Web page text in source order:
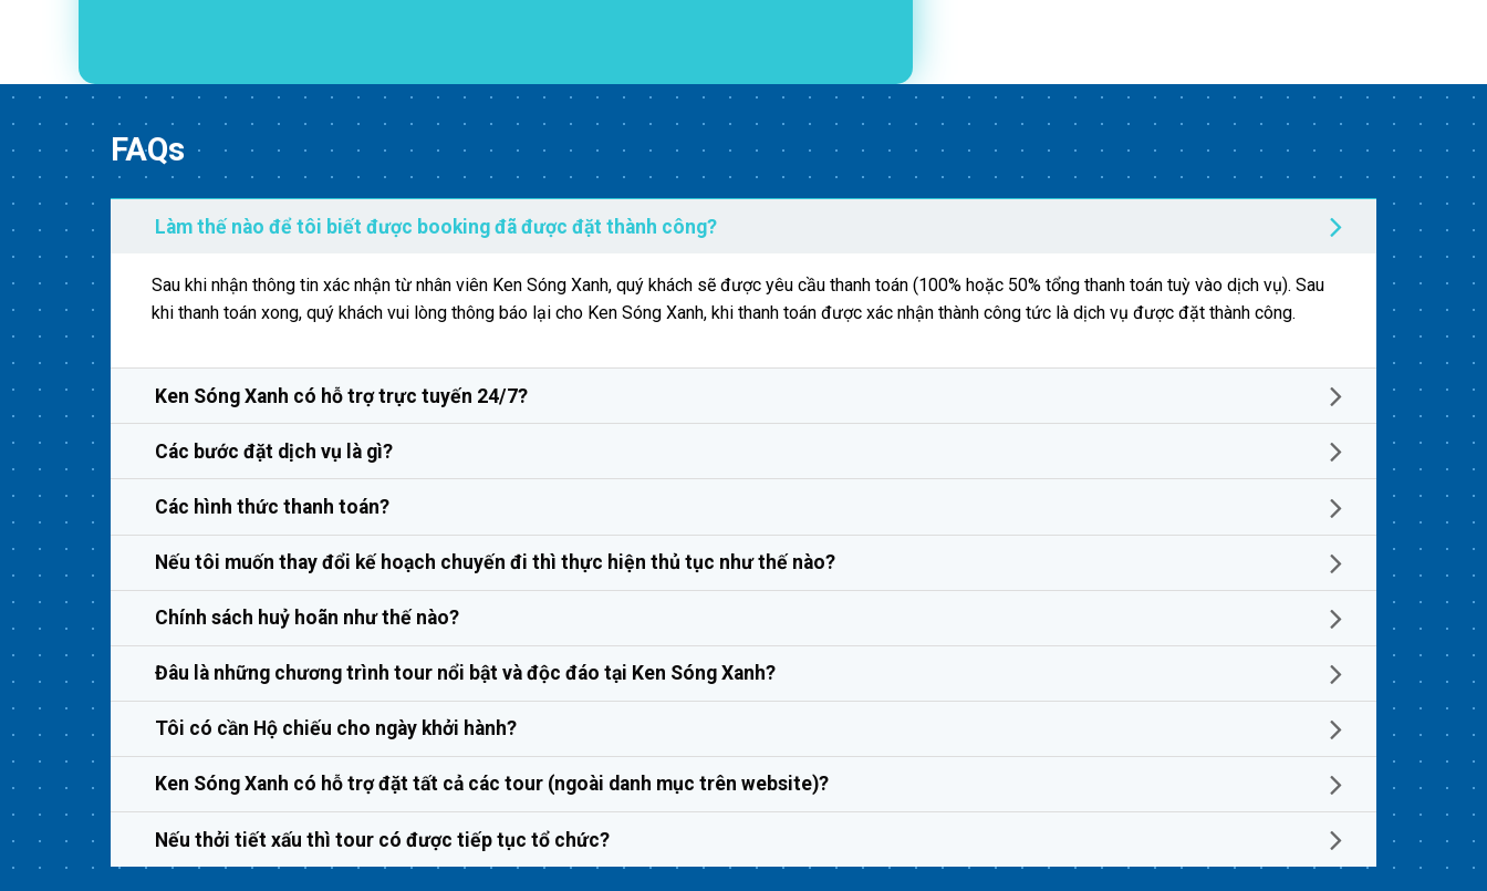
FAQs
Làm thế nào để tôi biết được booking đã được đặt thành công?
Sau khi nhận thông tin xác nhận từ nhân viên Ken Sóng Xanh, quý khách sẽ được yêu cầu thanh toán (100% hoặc 50% tổng thanh toán tuỳ vào dịch vụ). Sau
khi thanh toán xong, quý khách vui lòng thông báo lại cho Ken Sóng Xanh, khi thanh toán được xác nhận thành công tức là dịch vụ được đặt thành công.
Ken Sóng Xanh có hỗ trợ trực tuyến 24/7?
Các bước đặt dịch vụ là gì?
Các hình thức thanh toán?
Nếu tôi muốn thay đổi kế hoạch chuyến đi thì thực hiện thủ tục như thế nào?
Chính sách huỷ hoãn như thế nào?
Đâu là những chương trình tour nổi bật và độc đáo tại Ken Sóng Xanh?
Tôi có cần Hộ chiếu cho ngày khởi hành?
Ken Sóng Xanh có hỗ trợ đặt tất cả các tour (ngoài danh mục trên website)?
Nếu thởi tiết xấu thì tour có được tiếp tục tổ chức?